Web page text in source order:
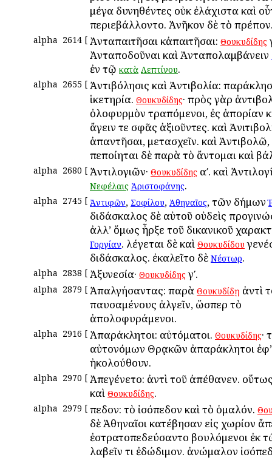
μέγα δυνηθέντες οὐκ ἐλάχιστα καὶ
περιεβάλλοντο. Ἀνῆκον δὲ τὸ
alpha 2614 [ Ἀνταπαιτῆσαι κἀπαιτῆσαι: Θουκυδίδης
Ἀνταποδοῦναι καὶ Ἀνταπολαμβάνειν
ἐν τῷ κατὰ Λεπτίνου.
alpha 2655 [ Ἀντιβόλησις καὶ Ἀντιβολία:
ἱκετηρία. Θουκυδίδης· πρὸς γὰρ
ὀλοφυρμὸν τραπόμενοι, ἐς ἀπορίαν
ἄγειν τε σφᾶς ἀξιοῦντες. καὶ
ἀπαντῆσαι, μετασχεῖν. καὶ
πεποίηται δὲ παρὰ τὸ ἄντομαι καὶ
alpha 2680 [ Ἀντιλογιῶν· Θουκυδίδης αʹ. καὶ
Νεφέλαις Ἀριστοφάνης.
alpha 2745 [ Ἀντιφῶν, Σοφίλου, Ἀθηναῖος, τῶν δήμων
διδάσκαλος δὲ αὐτοῦ οὐδεὶς
ἀλλ’ ὅμως ἦρξε τοῦ δικανικοῦ
Γοργίαν. λέγεται δὲ καὶ Θουκυδίδου
διδάσκαλος. ἐκαλεῖτο δὲ Νέστωρ.
alpha 2838 [ Ἀξυνεσία· Θουκυδίδηςγʹ.
alpha 2879 [ Ἀπαλγήσαντας: παρὰ Θουκυδίδῃ ἀντὶ
παυσαμένους ἀλγεῖν, ὥσπερ τὸ
ἀπολοφυράμενοι.
alpha 2916 [ Ἀπαράκλητοι: αὐτόματοι. Θουκυδίδης·
αὐτονόμων Θρᾳκῶν ἀπαράκλητοι
ἠκολούθουν.
alpha 2970 [ Ἀπεγένετο: ἀντὶ τοῦ ἀπέθανεν.
καὶ Θουκυδίδης.
alpha 2979 [ Ἄπεδον: τὸ ἰσόπεδον καὶ τὸ ὁμαλόν.
δὲ Ἀθηναῖοι κατέβησαν εἰς χωρίον
ἐστρατοπεδεύσαντο βουλόμενοι ἐκ
λαβεῖν τι ἐδώδιμον. ἀνώμαλον